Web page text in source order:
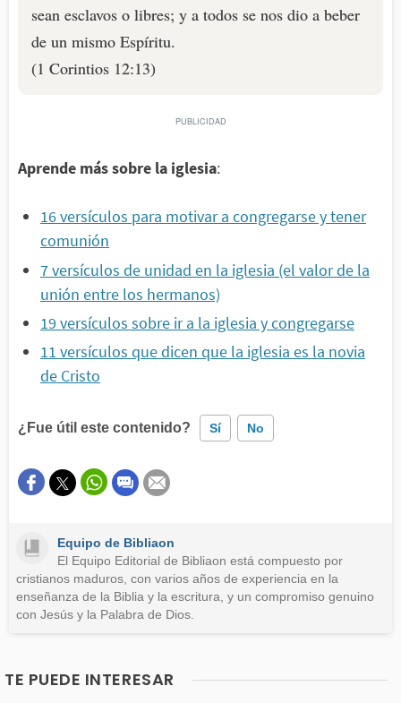
sean esclavos o libres; y a todos se nos dio a beber
de un mismo Espíritu.
(1 Corintios 12:13)
Aprende más sobre la iglesia:
16 versículos para motivar a congregarse y tener
comunión
7 versículos de unidad en la iglesia (el valor de la
unión entre los hermanos)
19 versículos sobre ir a la iglesia y congregarse
11 versículos que dicen que la iglesia es la novia
de Cristo
¿Fue útil este contenido? Sí No
Este contenido contiene información incorrecta
Otro
Equipo de Bibliaon
El Equipo Editorial de Bibliaon está compuesto por
cristianos maduros, con varios años de experiencia en la
enseñanza de la Biblia y la escritura, y un compromiso genuino
con Jesús y la Palabra de Dios.
TE PUEDE INTERESAR